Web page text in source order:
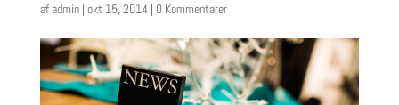
af admin| okt 15, 2014 | 0 Kommentarer